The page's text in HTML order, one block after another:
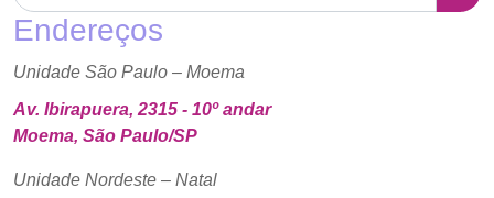
Endereços
Unidade São Paulo – Moema
Av. Ibirapuera, 2315 - 10º andar
Moema, São Paulo/SP
Unidade Nordeste – Natal